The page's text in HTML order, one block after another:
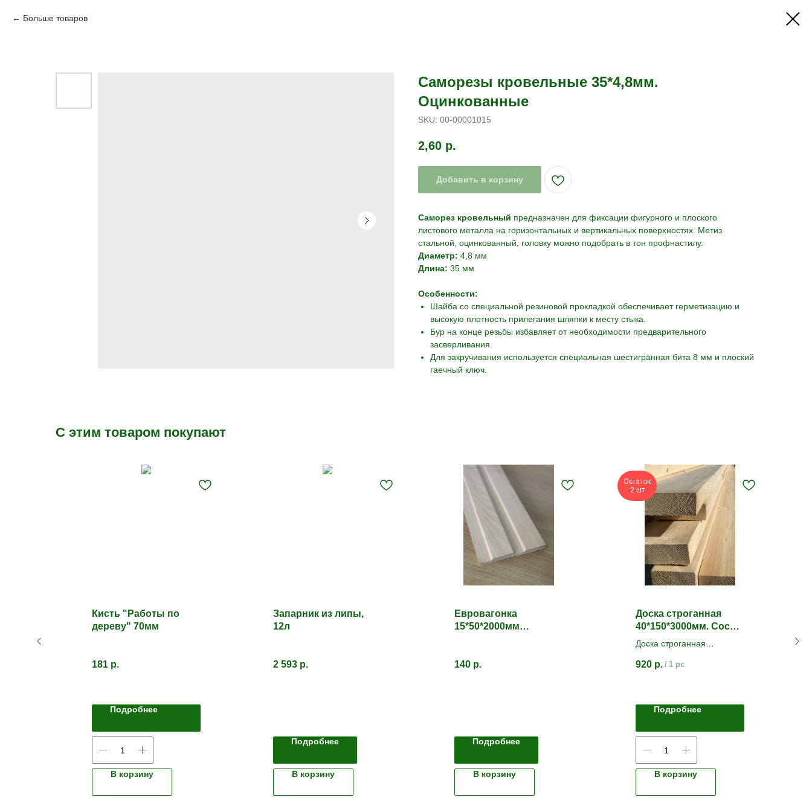
Больше товаров
Саморезы кровельные 35*4,8мм.
Оцинкованные
SKU: 00-00001015
2,60 р.
Добавить в корзину
Саморез кровельный предназначен для фиксации фигурного и плоского
листового металла на горизонтальных и вертикальных поверхностях. Метиз
стальной, оцинкованный, головку можно подобрать в тон профнастилу.
Диаметр: 4,8 мм
Длина: 35 мм
Особенности:
Шайба со специальной резиновой прокладкой обеспечивает герметизацию и
высокую плотность прилегания шляпки к месту стыка.
Бур на конце резьбы избавляет от необходимости предварительного
засверливания.
Для закручивания используется специальная шестигранная бита 8 мм и плоский
гаечный ключ.
С этим товаром покупают
Кисть "Работы по
дереву" 70мм
181 р.
Подробнее
В корзину
Запарник из липы,
12л
2 593 р.
Подробнее
В корзину
Евровагонка
15*50*2000мм
140 р.
Подробнее
В корзину
Остаток
2 шт
Доска строганная
40*150*3000мм. Сосна/
Ель
Доска строганная
Сорт АВ
920 р. / 1 pc
Подробнее
В корзину